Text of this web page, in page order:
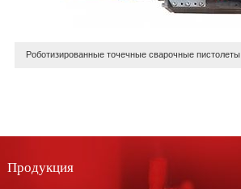
Роботизированные точечные сварочные пистолеты
Продукция